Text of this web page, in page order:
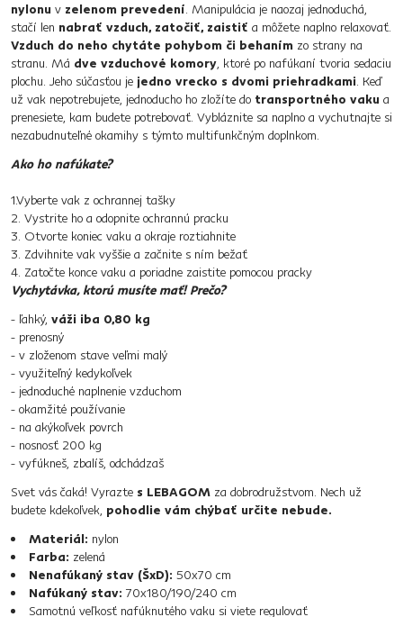
nylonu v zelenom prevedení. Manipulácia je naozaj jednoduchá,
stačí len nabrať vzduch, zatočiť, zaistiť a môžete naplno relaxovať.
Vzduch do neho chytáte pohybom či behaním zo strany na
stranu. Má dve vzduchové komory, ktoré po nafúkaní tvoria sedaciu
plochu. Jeho súčasťou je jedno vrecko s dvomi priehradkami. Keď
už vak nepotrebujete, jednoducho ho zložíte do transportného vaku a
prenesiete, kam budete potrebovať. Vybláznite sa naplno a vychutnajte si
nezabudnuteľné okamihy s týmto multifunkčným doplnkom.
Ako ho nafúkate?
1.Vyberte vak z ochrannej tašky
2. Vystrite ho a odopnite ochrannú pracku
3. Otvorte koniec vaku a okraje roztiahnite
3. Zdvihnite vak vyššie a začnite s ním bežať
4. Zatočte konce vaku a poriadne zaistite pomocou pracky
Vychytávka, ktorú musíte mať! Prečo?
- ľahký, váži iba 0,80 kg
- prenosný
- v zloženom stave veľmi malý
- využiteľný kedykoľvek
- jednoduché naplnenie vzduchom
- okamžité používanie
- na akýkoľvek povrch
- nosnosť 200 kg
- vyfúkneš, zbalíš, odchádzaš
Svet vás čaká! Vyrazte s LEBAGOM za dobrodružstvom. Nech už
budete kdekoľvek, pohodlie vám chýbať určite nebude.
Materiál: nylon
Farba: zelená
Nenafúkaný stav (ŠxD): 50x70 cm
Nafúkaný stav: 70x180/190/240 cm
Samotnú veľkosť nafúknutého vaku si viete regulovať